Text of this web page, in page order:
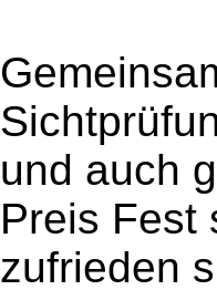
und auch
Preis Fest
zufrieden